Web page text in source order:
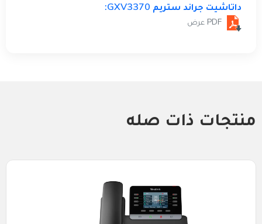
داتاشيت جراند ستريم GXV3370:
منتجات ذات صله